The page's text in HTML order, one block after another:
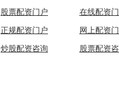
股票配资门户
在线配资
正规配资门户
网上配资
炒股配资咨询
股票配资